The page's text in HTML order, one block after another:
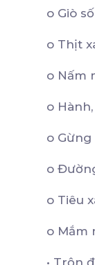
o Giò
o Thịt
o Nấm
o
o Gừng
o
o Tiêu
o Mắm